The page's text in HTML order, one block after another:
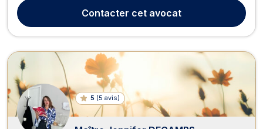
sécurité sociale. Maître Emilie PASCAL LABROT propose son
intervention pour tout litige relev...
Contacter cet avocat
5 (5 avis)